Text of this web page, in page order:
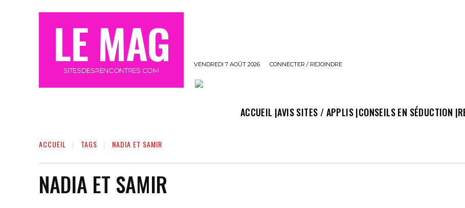
LE MAG
SITESDESRENCONTRES.COM
VENDREDI 7 AOÛT 2026 CONNECTER / REJOINDRE
ACCUEIL |AVIS SITES / APPLIS |CONSEILS EN SÉDUCTION |
ACCUEIL TAGS NADIA ET SAMIR
NADIA ET SAMIR